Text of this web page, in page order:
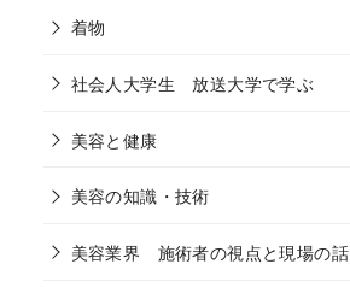
着物
社会人大学生 放送大学で学ぶ
美容と健康
美容の知識・技術
美容業界 施術者の視点と現場の話